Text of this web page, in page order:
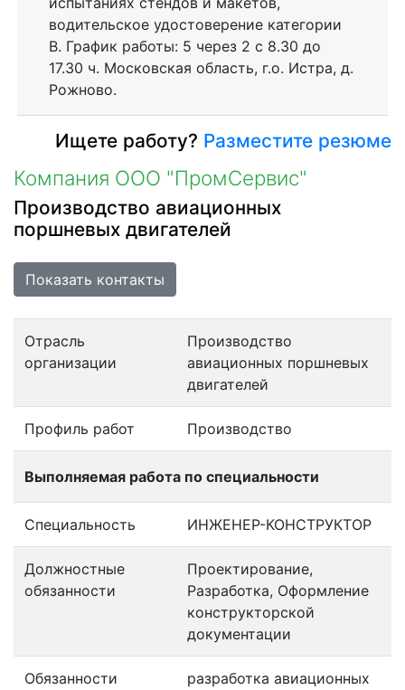
водительское удостоверение категории
В. График работы: 5 через 2 с 8.30 до
17.30 ч. Московская область, г.о. Истра, д.
Рожново.
Ищете работу? Разместите резюме
Компания ООО "ПромСервис"
Производство авиационных
поршневых двигателей
Показать контакты
Отрасль
организации
Производство
авиационных поршневых
двигателей
Профиль работ Производство
Выполняемая работа по специальности
Специальность ИНЖЕНЕР-КОНСТРУКТОР
Должностные
обязанности
Проектирование,
Разработка, Оформление
конструкторской
документации
Обязанности
разработка авиационных